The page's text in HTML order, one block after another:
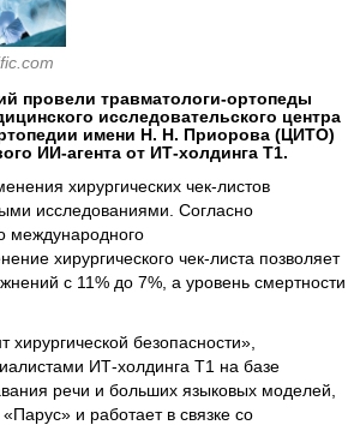
провели травматологи-ортопеды
исследовательского центра
имени Н. Н. Приорова (ЦИТО)
ИИ-агента от ИТ-холдинга Т1.
хирургических чек-листов
исследованиями. Согласно
международного
хирургического чек-листа позволяет
с 11% до 7%, а уровень смертности
хирургической безопасности»,
ИТ-холдинга Т1 на базе
речи и больших языковых моделей,
и работает в связке со